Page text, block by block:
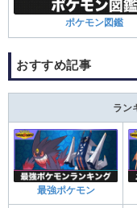
ポケモン図鑑
おすすめ記事
ラン
最強ポケモン